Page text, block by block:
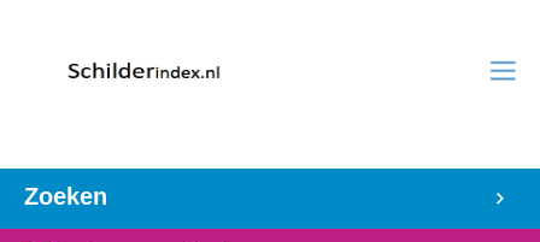
Zoeken